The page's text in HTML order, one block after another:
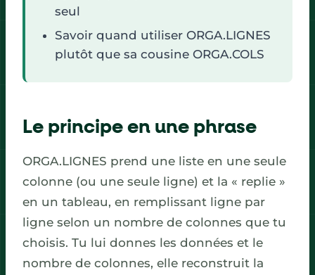
seul
Savoir quand utiliser ORGA.LIGNES
plutôt que sa cousine ORGA.COLS
Le principe en une phrase
ORGA.LIGNES prend une liste en une seule
colonne (ou une seule ligne) et la « replie »
en un tableau, en remplissant ligne par
ligne selon un nombre de colonnes que tu
choisis. Tu lui donnes les données et le
nombre de colonnes, elle reconstruit la